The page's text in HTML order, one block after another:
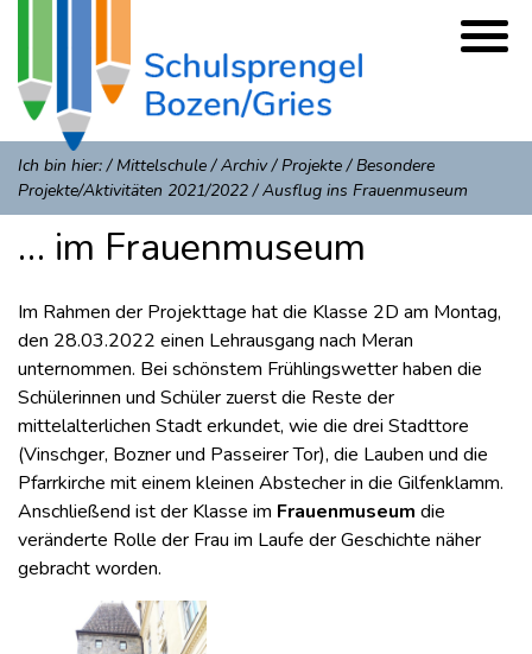
Ich bin hier:/Mittelschule/Archiv/Projekte/Besondere
Projekte/Aktivitäten 2021/2022/Ausflug ins Frauenmuseum
… im Frauenmuseum
Im Rahmen der Projekttage hat die Klasse 2D am Montag,
den 28.03.2022 einen Lehrausgang nach Meran
unternommen. Bei schönstem Frühlingswetter haben die
Schülerinnen und Schüler zuerst die Reste der
mittelalterlichen Stadt erkundet, wie die drei Stadttore
(Vinschger, Bozner und Passeirer Tor), die Lauben und die
Pfarrkirche mit einem kleinen Abstecher in die Gilfenklamm.
Anschließend ist der Klasse im Frauenmuseum die
veränderte Rolle der Frau im Laufe der Geschichte näher
gebracht worden.